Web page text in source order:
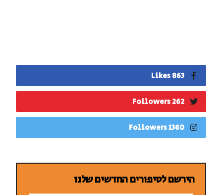
863 Likes
262 Followers
1360 Followers